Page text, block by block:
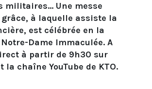
militaires... Une messe
à laquelle assiste la
est célébrée en la
Dame Immaculée. A
à partir de 9h30 sur
la chaîne YouTube de KTO.